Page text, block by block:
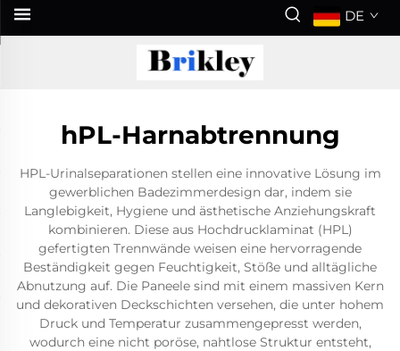
DE
hPL-Harnabtrennung
HPL-Urinalseparationen stellen eine innovative Lösung im
gewerblichen Badezimmerdesign dar, indem sie
Langlebigkeit, Hygiene und ästhetische Anziehungskraft
kombinieren. Diese aus Hochdrucklaminat (HPL)
gefertigten Trennwände weisen eine hervorragende
Beständigkeit gegen Feuchtigkeit, Stöße und alltägliche
Abnutzung auf. Die Paneele sind mit einem massiven Kern
und dekorativen Deckschichten versehen, die unter hohem
Druck und Temperatur zusammengepresst werden,
wodurch eine nicht poröse, nahtlose Struktur entsteht,